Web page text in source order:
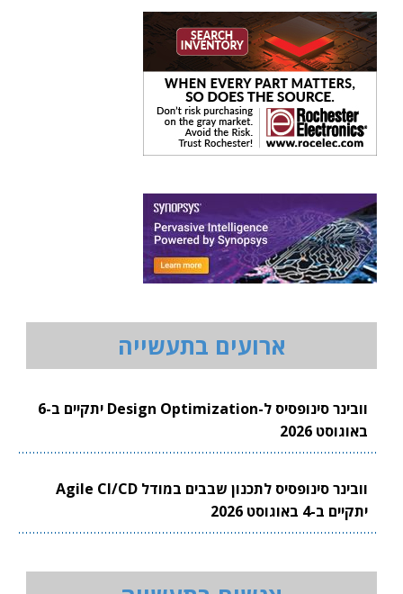
ארועים בתעשייה
וובינר סינופסיס ל-Design Optimization יתקיים ב-6
באוגוסט 2026
וובינר סינופסיס לתכנון שבבים במודל Agile CI/CD
יתקיים ב-4 באוגוסט 2026